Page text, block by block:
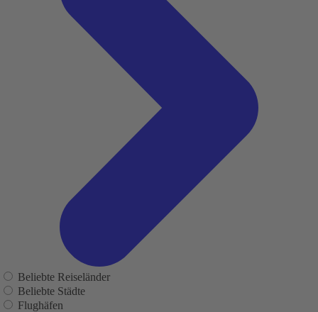
Beliebte Reiseländer
Beliebte Städte
Flughäfen